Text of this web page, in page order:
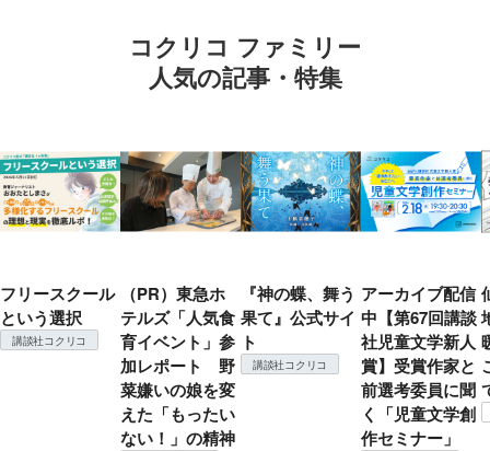
コクリコ ファミリー
人気の記事・特集
フリースクール
という選択
講談社コクリコ
（PR）東急ホ
テルズ「人気食
育イベント」参
加レポート 野
菜嫌いの娘を変
えた「もったい
ない！」の精神
『神の蝶、舞う
果て』公式サイ
ト
講談社コクリコ
アーカイブ配信
中【第67回講談
社児童文学新人
賞】受賞作家と
前選考委員に聞
く「児童文学創
作セミナー」